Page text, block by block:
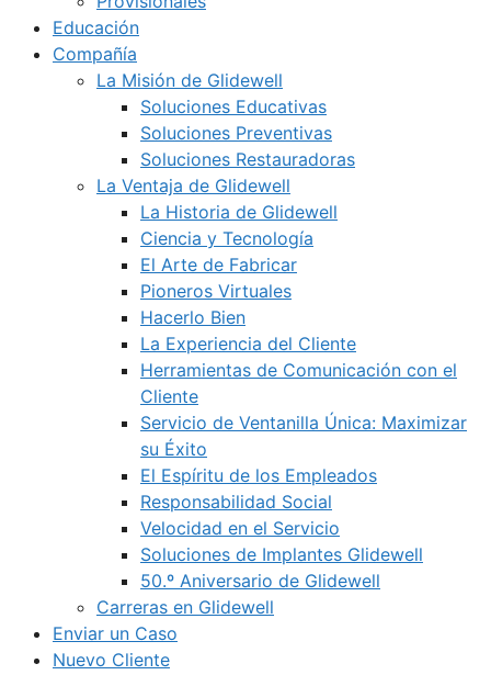
Educación
Compañía
La Misión de Glidewell
Soluciones Educativas
Soluciones Preventivas
Soluciones Restauradoras
La Ventaja de Glidewell
La Historia de Glidewell
Ciencia y Tecnología
El Arte de Fabricar
Pioneros Virtuales
Hacerlo Bien
La Experiencia del Cliente
Herramientas de Comunicación con el
Cliente
Servicio de Ventanilla Única: Maximizar
su Éxito
El Espíritu de los Empleados
Responsabilidad Social
Velocidad en el Servicio
Soluciones de Implantes Glidewell
50.º Aniversario de Glidewell
Carreras en Glidewell
Enviar un Caso
Nuevo Cliente